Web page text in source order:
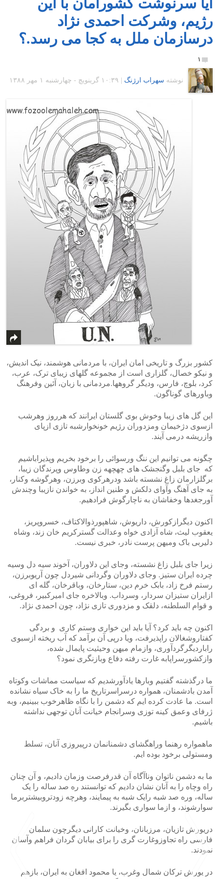
رژیم، وشرکت احمدی نژاد
درسازمان ملل به کجا می رسد.؟
۱
نوشته سهراب ارژنگ ۱۰:۳۹ گرينويچ - چهارشنبه ۱ مهر ۱۳۸۸
کشور بزرگ و تاریخی امان ایران، با مردمانی هوشمند، نیک اندیش،
و نیکو خصال، گلزاری است از مجموعه گلهای زیبای ترک، عرب،
کرد، بلوچ، فارس، ودیگر گروهها.مردمانی با زبان، آئین وفرهنگ
وباورهای گوناگون.
این گل های زیبا وخوش بوی گلستان ایرانند که هرروز وهرشب
ازسوی دژخیمان ومزدوران رژیم خونخوارشبه تازی ازپای
وازریشه درمی آیند.
چگونه می توانیم این ننگ ورسوائی را برخود بخریم وپذیراباشیم
که جای بلبل وگنجشک های چهچهه زن وطاوس وپرندگان زیبا،
برگلزارمان زاغ نشسته باشد ودرهرکوی وبرزن، وهرگوشه وکنار،
به جای آهنگ وآوای دلکش و طنین انداز، به خواندن نازیبا وچندش
آورجغدها وخفاشان به ناچارگوش فرادهیم.
اکنون دیگرازکورش، داریوش، شاهپورذوالاکتاف، خسروپریز،
یعقوب لیث، شاه آزادی خواه وعدالت گسترکریم خان زند، وشاه
دلیربی باک ومیهن پرست نادر، خبری نیست.
زیرا جای بلبل زاغ نشسته، وجای این دلاوران، آخوند سیه دل وسیه
چرده ایران ستیز. وجای دلاوران وگردانی شیردل چون آریوبرزن،
رستم فرخ زاد، بابک خرم دین، ستارخان، وباقرخان، گله ای
ازایران ستیزان سردار، وسرداب. وبالاخره جای امیرکبیر، فروغی،
و قوام السلطنه، دلقک و مزدوری تازی نژاد، چون احمدی نژاد.
اکنون چه باید کرد؟ آیا باید این خواری وستم کاری و بردگی
کفتاروشغالان راپذیرفت، ویا درپی آن برآمد که آب ریخته ازسبوی
راباردیگرگردآوری، وازمام میهن وحیثیت پایمال شده،
وازکشورسراپابه غارت رفته دفاع وبازنگری نمود؟
ما درگذشته گفتیم وبارها یادآورشدیم که سیاست مماشات وکوتاه
آمدن بادشمنان، همواره درسراسرتاریخ ما را به خاک سیاه نشانده
است. ما عادت کرده ایم که دشمن را با نگاه ظاهرخوب ببینیم، وبه
ژرفای وعمق کینه توزی وسرانجام خیانت آنان توجهی نداشته
باشیم.
ماهمواره رهنما وراهگشای دشمنانمان درپیروزی آنان، تسلط
ومستولی برخود بوده ایم.
ما به دشمن ناتوان وناآگاه آن قدرفرصت وزمان دادیم، و آن چنان
راه وچاه را به آنان نشان دادیم که توانستند ره صد ساله را یک
ساله، وره صد شبه رایک شبه به پیمایند، وهرچه زودتروبیشتربرما
سوارشوند، و ازما سواری بگیرند.
دریورش تازیان، مرزبانان، وخیانت کارانی دیگرچون سلمان
فارسی راه تجاوزوغارت گری را برای بیابان گردان فراهم وآسان
نمودند.
در یورش ترکان شمال وغرب، یا محمود افغان به ایران، بازهم